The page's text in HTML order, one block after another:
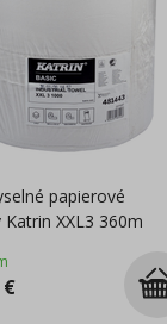
papierové
XXL3 360m
€